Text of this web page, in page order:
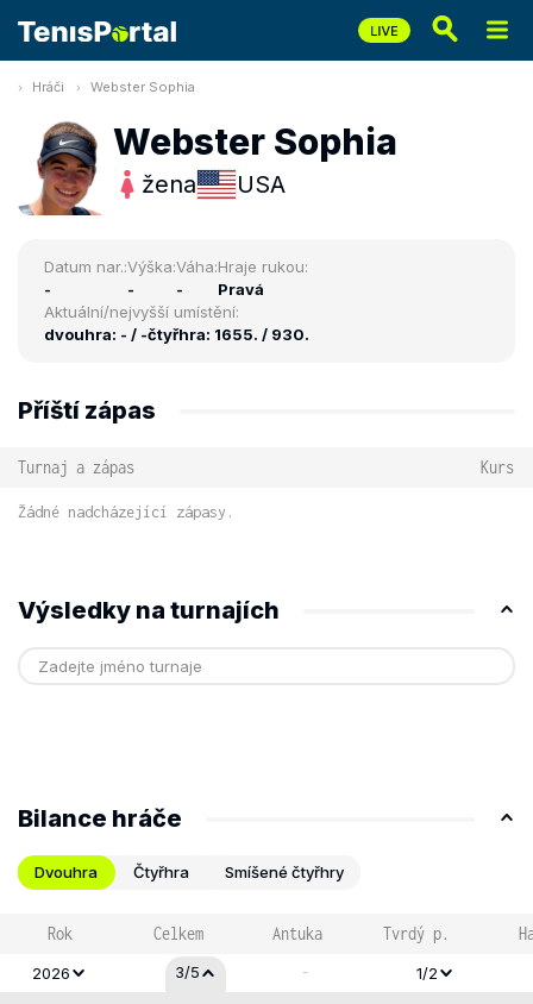
Hráči Webster Sophia
Webster Sophia
žena USA
Datum nar.:
-
Výška:
-
Váha:
-
Hraje rukou:
Pravá
Aktuální/nejvyšší umístění:
dvouhra: - / -čtyřhra: 1655. / 930.
Příští zápas
Turnaj a zápas Kurs
Žádné nadcházející zápasy.
Výsledky na turnajích
Bilance hráče
Dvouhra Čtyřhra Smíšené čtyřhry
Rok Celkem Antuka Tvrdý p.
2026 3/5 - 1/2